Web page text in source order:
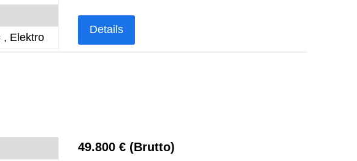
, Elektro
Details
49.800 € (Brutto)